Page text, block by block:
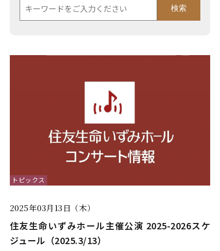
検索
トピックス
2025年03月13日（木）
住友生命いずみホール主催公演 2025-2026スケ
ジュール（2025.3/13）